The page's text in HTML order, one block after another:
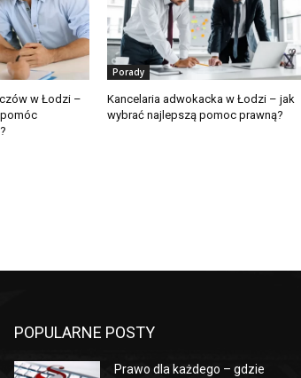
w Łodzi –
Porady
Kancelaria adwokacka w Łodzi – jak
wybrać najlepszą pomoc prawną?
POPULARNE POSTY
Prawo dla każdego – gdzie